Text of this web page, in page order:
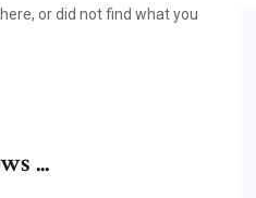
or did not find what you
...